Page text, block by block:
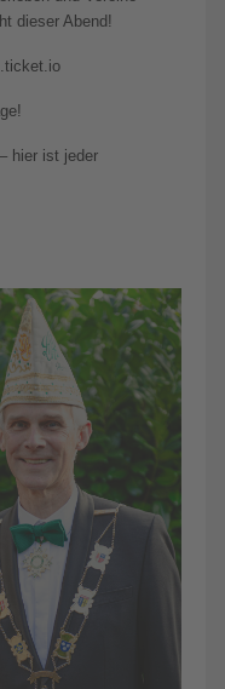
dieser Abend!
hier ist jeder